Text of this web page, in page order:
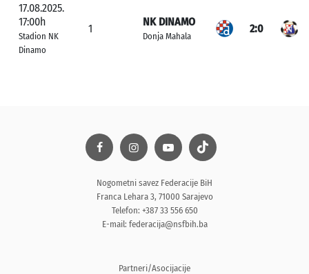
17.08.2025.
17:00h
Stadion NK
Dinamo
1
NK DINAMO
Donja Mahala
2:0
Nogometni savez Federacije BiH
Franca Lehara 3, 71000 Sarajevo
Telefon: +387 33 556 650
E-mail: federacija@nsfbih.ba
Partneri/Asocijacije